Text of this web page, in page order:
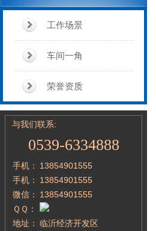
工作场景
车间一角
荣誉资质
与我们联系:
0539-6334888
手机：
13854901555
手机：
13854901555
微信：
13854901555
ＱＱ：
地址： 临沂经济开发区